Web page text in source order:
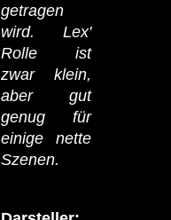
getragen
wird. Lex'
Rolle ist
zwar klein,
aber gut
genug für
einige nette
Szenen.